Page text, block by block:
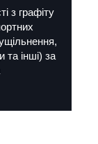
з графіту
ущільнення,
інші) за